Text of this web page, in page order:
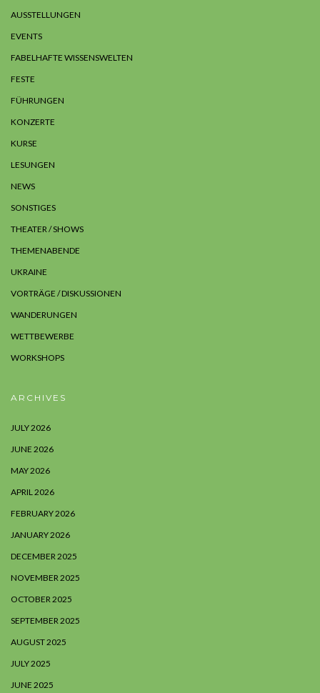
AUSSTELLUNGEN
EVENTS
FABELHAFTE WISSENSWELTEN
FESTE
FÜHRUNGEN
KONZERTE
KURSE
LESUNGEN
NEWS
SONSTIGES
THEATER / SHOWS
THEMENABENDE
UKRAINE
VORTRÄGE / DISKUSSIONEN
WANDERUNGEN
WETTBEWERBE
WORKSHOPS
ARCHIVES
JULY 2026
JUNE 2026
MAY 2026
APRIL 2026
FEBRUARY 2026
JANUARY 2026
DECEMBER 2025
NOVEMBER 2025
OCTOBER 2025
SEPTEMBER 2025
AUGUST 2025
JULY 2025
JUNE 2025